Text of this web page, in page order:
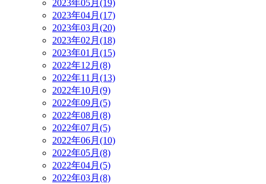
2023年05月(19)
2023年04月(17)
2023年03月(20)
2023年02月(18)
2023年01月(15)
2022年12月(8)
2022年11月(13)
2022年10月(9)
2022年09月(5)
2022年08月(8)
2022年07月(5)
2022年06月(10)
2022年05月(8)
2022年04月(5)
2022年03月(8)